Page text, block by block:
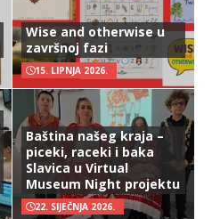
Wise and otherwise u
završnoj fazi
15. LIPNJA 2026.
Baština našeg kraja –
piceki, raceki i baka
Slavica u Virtual
Museum Night projektu
22. SIJEČNJA 2026.